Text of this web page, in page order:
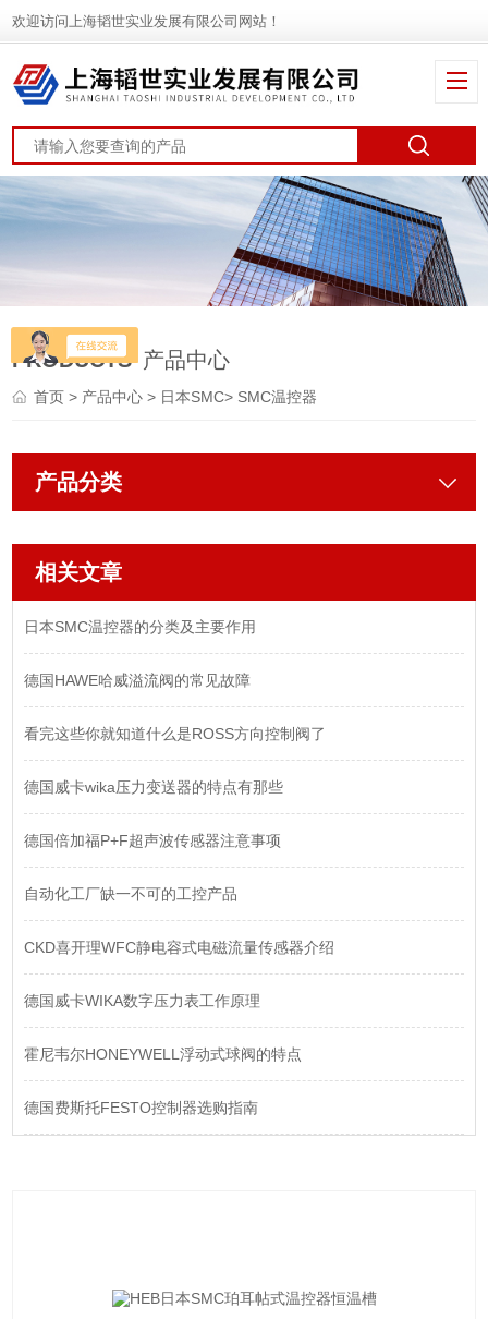
欢迎访问上海韬世实业发展有限公司网站！
PRODUCTS 产品中心
首页> 产品中心> 日本SMC> SMC温控器
产品分类
相关文章
日本SMC温控器的分类及主要作用
德国HAWE哈威溢流阀的常见故障
看完这些你就知道什么是ROSS方向控制阀了
德国威卡wika压力变送器的特点有那些
德国倍加福P+F超声波传感器注意事项
自动化工厂缺一不可的工控产品
CKD喜开理WFC静电容式电磁流量传感器介绍
德国威卡WIKA数字压力表工作原理
霍尼韦尔HONEYWELL浮动式球阀的特点
德国费斯托FESTO控制器选购指南